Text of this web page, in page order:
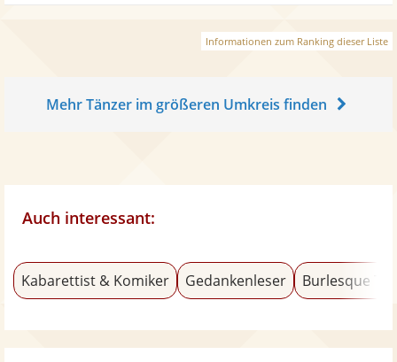
Informationen zum Ranking dieser Liste
Mehr Tänzer im größeren Umkreis finden
Auch interessant:
Kabarettist & Komiker Gedankenleser Burlesque